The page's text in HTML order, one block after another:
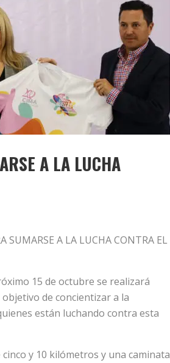
A LA LUCHA
SUMARSE A LA LUCHA CONTRA EL
15 de octubre se realizará
de concientizar a la
están luchando contra esta
y 10 kilómetros y una caminata